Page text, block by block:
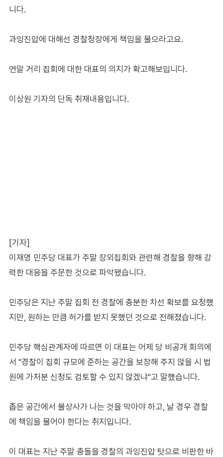
니다.
과잉진압에 대해선 경찰청장에게 책임을 물으라고요.
연말 거리 집회에 대한 대표의 의지가 확고해보입니다.
이상원 기자의 단독 취재내용입니다.
[기자]
이재명 민주당 대표가 주말 장외집회와 관련해 경찰을 향해 강
력한 대응을 주문한 것으로 파악됐습니다.
민주당은 지난 주말 집회 전 경찰에 충분한 차선 확보를 요청했
지만, 원하는 만큼 허가를 받지 못했던 것으로 전해졌습니다.
민주당 핵심관계자에 따르면 이 대표는 어제 당 비공개 회의에
서 "경찰이 집회 규모에 준하는 공간을 보장해 주지 않을 시 법
원에 가처분 신청도 검토할 수 있지 않겠냐"고 말했습니다.
좁은 공간에서 불상사가 나는 것을 막아야 하고, 날 경우 경찰
에 책임을 물어야 한다는 취지입니다.
이 대표는 지난 주말 충돌을 경찰의 과잉진압 탓으로 비판한 바